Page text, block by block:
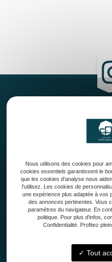
Qui
33127
Nous utilisons des cookies pour
cookies essentiels garantissent le
que les cookies d'analyse nous
l'utilisez. Les cookies de
une expérience plus adaptée à vos
des annonces pertinentes. Vous
paramètres du navigateur. En
politique. Pour plus d'infos,
Confidentialité. Profitez
Tout